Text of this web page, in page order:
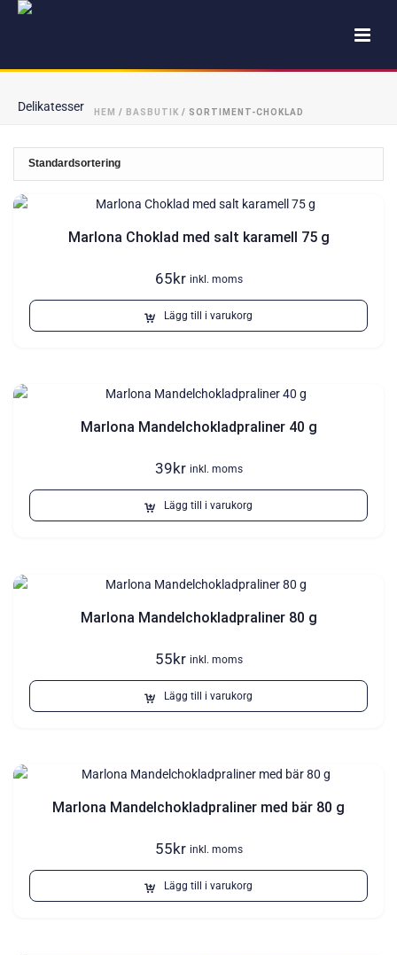
HEM / BASBUTIK / SORTIMENT-CHOKLAD
Marlona Choklad med salt karamell 75 g
65kr inkl. moms
Lägg till i varukorg
Marlona Mandelchokladpraliner 40 g
39kr inkl. moms
Lägg till i varukorg
Marlona Mandelchokladpraliner 80 g
55kr inkl. moms
Lägg till i varukorg
Marlona Mandelchokladpraliner med bär 80 g
55kr inkl. moms
Lägg till i varukorg